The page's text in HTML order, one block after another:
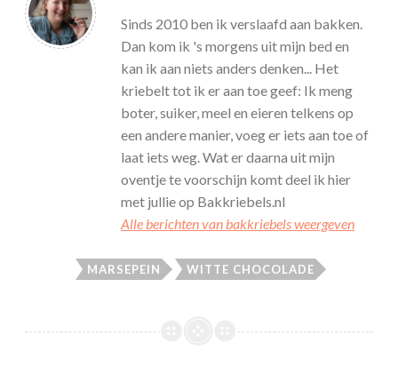
Sinds 2010 ben ik verslaafd aan bakken.
Dan kom ik 's morgens uit mijn bed en
kan ik aan niets anders denken... Het
kriebelt tot ik er aan toe geef: Ik meng
boter, suiker, meel en eieren telkens op
een andere manier, voeg er iets aan toe of
laat iets weg. Wat er daarna uit mijn
oventje te voorschijn komt deel ik hier
met jullie op Bakkriebels.nl
Alle berichten van bakkriebels weergeven
MARSEPEIN WITTE CHOCOLADE